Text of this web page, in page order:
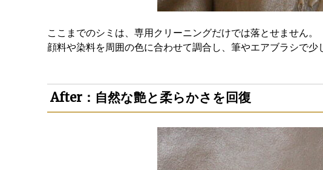
ここまでのシミは、専用クリーニングだけでは落とせません。
顔料や染料を周囲の色に合わせて調合し、筆やエアブラシで少
After：自然な艶と柔らかさを回復